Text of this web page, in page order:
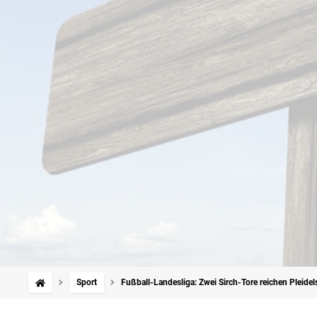
Sport Fußball-Landesliga: Zwei Sirch-Tore reichen